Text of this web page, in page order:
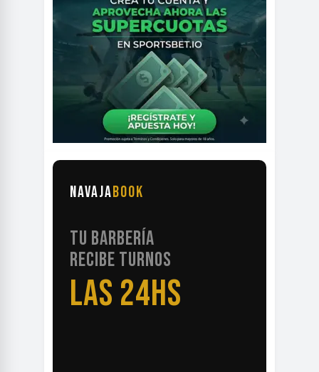
NAVAJABOOK
TU BARBERÍA
RECIBE TURNOS
LAS 24HS